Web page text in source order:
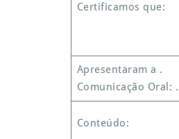
Certificamos que:
Apresentaram a .
Comunicação Oral: .
Conteúdo: